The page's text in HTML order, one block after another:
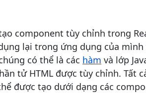
component tùy chỉnh trong
lại trong ứng dụng của
có thể là các hàm và lớp
tử HTML được tùy chỉnh. Tất
được tạo dưới dạng các